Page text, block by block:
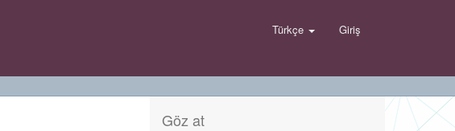
Türkçe Giriş
Göz at